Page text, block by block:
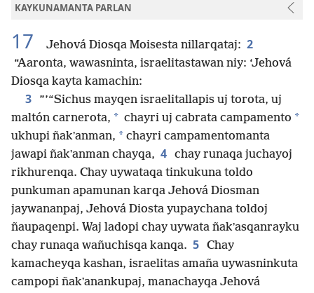
KAYKUNAMANTA PARLAN
17 Jehová Diosqa Moisesta nillarqataj: 2
“Aaronta, wawasninta, israelitastawan niy: ‘Jehová
Diosqa kayta kamachin:
3
”’“Sichus mayqen israelitallapis uj torota, uj
maltón carnerota, * chayri uj cabrata campamento *
ukhupi ñakʼanman, * chayri campamentomanta
jawapi ñakʼanman chayqa, 4 chay runaqa juchayoj
rikhurenqa. Chay uywataqa tinkukuna toldo
punkuman apamunan karqa Jehová Diosman
jaywananpaj, Jehová Diosta yupaychana toldoj
ñaupaqenpi. Waj ladopi chay uywata ñakʼasqanrayku
chay runaqa wañuchisqa kanqa. 5 Chay
kamacheyqa kashan, israelitas amaña uywasninkuta
campopi ñakʼanankupaj, manachayqa Jehová